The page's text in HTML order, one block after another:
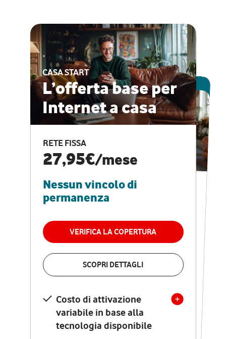
CASA START
L’offerta base per
Internet a casa
RETE FISSA
27,95€/mese
Nessun vincolo di
permanenza
VERIFICA LA COPERTURA
SCOPRI DETTAGLI
Costo di attivazione
variabile in base alla
tecnologia disponibile
ESCLUSIVA ONLINE
CASA PRO
Internet veloce e
vantaggi speciali
RETE FISSA + VODAFONE CLUB
29,95€
permanenza
VERIFICA LA COPERTURA
Costo di attivazione
variabile in base alla
tecnologia disponibile